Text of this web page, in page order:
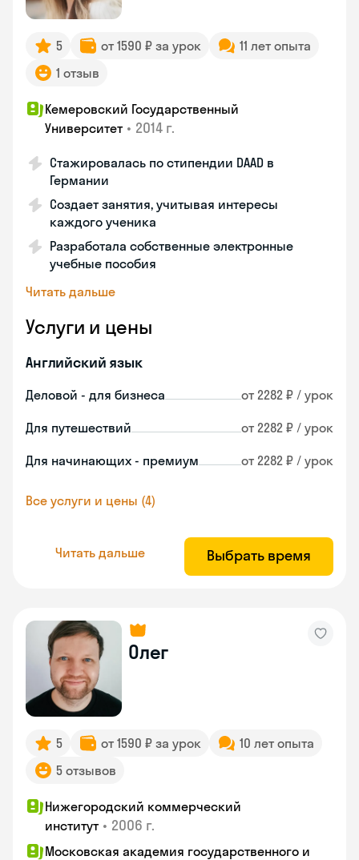
5 от 1590 ₽ за урок
11 лет опыта
1 отзыв
Кемеровский Государственный
Университет • 2014 г.
Стажировалась по стипендии DAAD в
Германии
Создает занятия, учитывая интересы
каждого ученика
Разработала собственные электронные
учебные пособия
Читать дальше
Услуги и цены
Английский язык
Деловой - для бизнеса от 2282 ₽ / урок
Для путешествий от 2282 ₽ / урок
Для начинающих - премиум от 2282 ₽ / урок
Все услуги и цены (4)
Читать дальше Выбрать время
Олег
5 от 1590 ₽ за урок
10 лет опыта
5 отзывов
Нижегородский коммерческий
институт • 2006 г.
Московская академия государственного и